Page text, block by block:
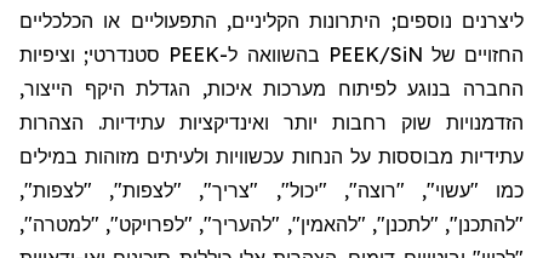
ליצרנים נוספים; היתרונות הקליניים, התפעוליים או הכלכליים
החזויים של SiN
/PEEK בהשוואה ל-PEEK סטנדרטי; וציפיות
החברה בנוגע לפיתוח מערכות איכות, הגדלת היקף הייצור,
הזדמנויות שוק רחבות יותר ואינדיקציות עתידיות. הצהרות
עתידיות מבוססות על הנחות עכשוויות ולעיתים מזוהות במילים
כמו "עשוי", "רוצה", "יכול", "צריך", "לצפות", "לצפות",
"להתכנן", "לתכנן", "להאמין", "להעריך", "לפרויקט", "למטרה",